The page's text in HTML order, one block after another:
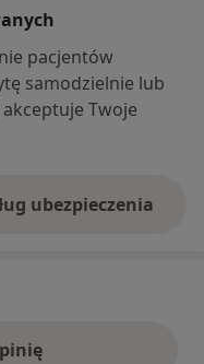
pacjentów
samodzielnie lub
Twoje
ubezpieczenia